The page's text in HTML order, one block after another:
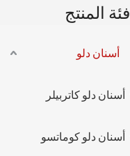
فئة المنتج
أسنان دلو
أسنان دلو كاتربيلر
أسنان دلو كوماتسو